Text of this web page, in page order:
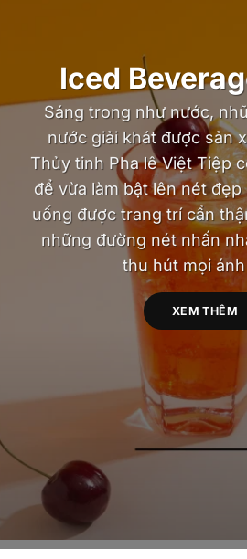
Iced
Sáng trong như nước,
nước giải khát được sản
Thủy tinh Pha lê Việt Tiệp
để vừa làm bật lên nét
uống được trang trí cẩn
những đường nét nhấn
thu hút mọi
XEM THÊM